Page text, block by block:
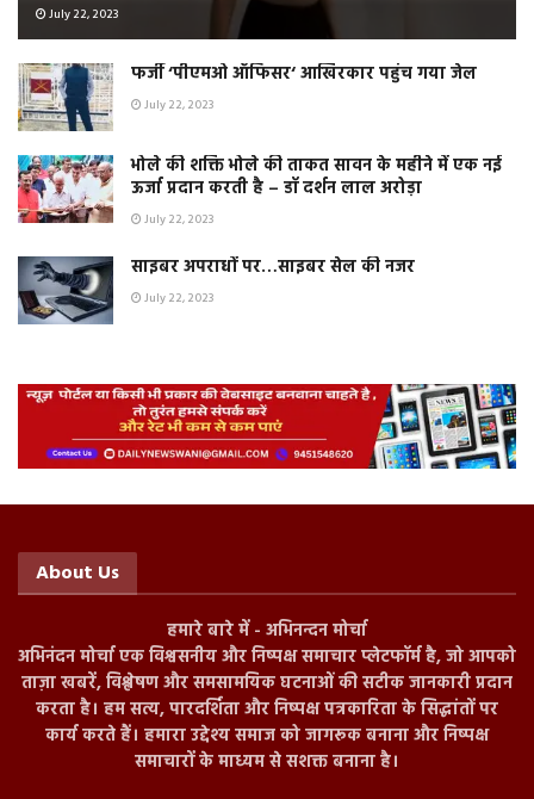
July 22, 2023
फर्जी ‘पीएमओ ऑफिसर‘ आखिरकार पहुंच गया जेल
July 22, 2023
भोले की शक्ति भोले की ताकत सावन के महीने में एक नई
ऊर्जा प्रदान करती है – डॉ दर्शन लाल अरोड़ा
July 22, 2023
साइबर अपराधों पर…साइबर सेल की नजर
July 22, 2023
About Us
हमारे बारे में - अभिनन्दन मोर्चा
अभिनंदन मोर्चा एक विश्वसनीय और निष्पक्ष समाचार प्लेटफॉर्म है, जो आपको
ताज़ा खबरें, विश्लेषण और समसामयिक घटनाओं की सटीक जानकारी प्रदान
करता है। हम सत्य, पारदर्शिता और निष्पक्ष पत्रकारिता के सिद्धांतों पर
कार्य करते हैं। हमारा उद्देश्य समाज को जागरूक बनाना और निष्पक्ष
समाचारों के माध्यम से सशक्त बनाना है।